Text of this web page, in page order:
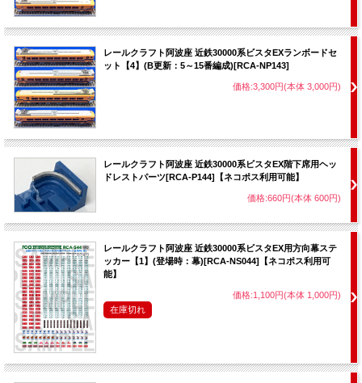
レールクラフト阿波座 近鉄30000系ビスタEXランボードセ
ット【4】(B更新：5～15番編成)[RCA-NP143]
価格:3,300円(本体 3,000円)
レールクラフト阿波座 近鉄30000系ビスタEX階下席用ヘッ
ドレストパーツ[RCA-P144]【ネコポス利用可能】
価格:660円(本体 600円)
レールクラフト阿波座 近鉄30000系ビスタEX用方向幕ステ
ッカー【1】(登場時：幕)[RCA-NS044]【ネコポス利用可
能】
価格:1,100円(本体 1,000円)
在庫切れ